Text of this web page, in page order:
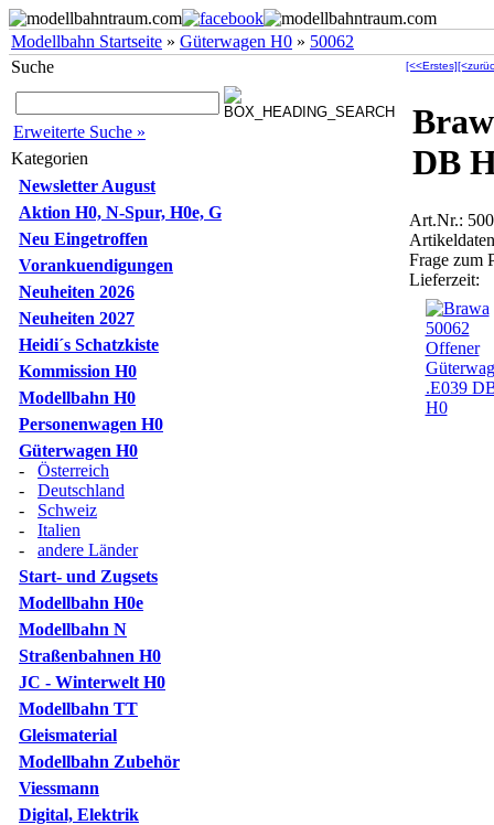
Modellbahn Startseite » Güterwagen H0 » 50062
Suche
Erweiterte Suche »
Kategorien
Newsletter August
Aktion H0, N-Spur, H0e, G
Neu Eingetroffen
Vorankuendigungen
Neuheiten 2026
Neuheiten 2027
Heidi´s Schatzkiste
Kommission H0
Modellbahn H0
Personenwagen H0
Güterwagen H0
- Österreich
- Deutschland
- Schweiz
- Italien
- andere Länder
Start- und Zugsets
Modellbahn H0e
Modellbahn N
Straßenbahnen H0
JC - Winterwelt H0
Modellbahn TT
Gleismaterial
Modellbahn Zubehör
Viessmann
Digital, Elektrik
[<<Erstes]
DB
Art.Nr.:
Frage zum
Lieferzeit: